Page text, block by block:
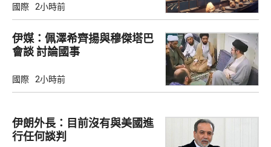
國際 2小時前
伊媒：佩澤希齊揚與穆傑塔巴
會談 討論國事
國際 2小時前
伊朗外長：目前沒有與美國進
行任何談判